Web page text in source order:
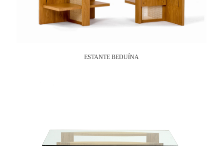
ESTANTE BEDUÍNA